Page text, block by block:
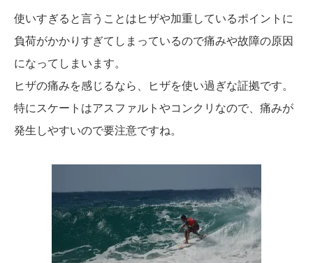
使いすぎると言うことはヒザや加重しているポイントに
負荷がかかりすぎてしまっているので痛みや故障の原因
になってしまいます。
ヒザの痛みを感じるなら、ヒザを使い過ぎな証拠です。
特にスケートはアスファルトやコンクリなので、痛みが
発生しやすいので要注意ですね。